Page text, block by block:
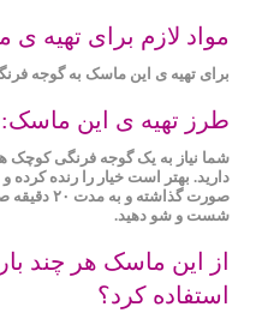
مواد لازم برای تهیه
برای تهیه ی این ماسک به گوجه
طرز تهیه ی این ماسک:
شما نیاز به یک گوجه‌ فرنگی کوچک
دارید. بهتر است خیار را رنده کرده
صورت
شست و شو دهید.
از این ماسک هر چند
استفاده کرد؟